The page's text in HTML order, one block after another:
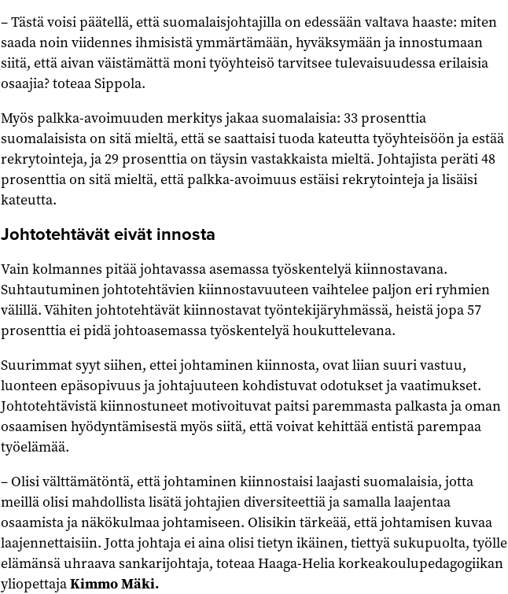
– Tästä voisi päätellä, että suomalaisjohtajilla on edessään valtava haaste: miten
saada noin viidennes ihmisistä ymmärtämään, hyväksymään ja innostumaan
siitä, että aivan väistämättä moni työyhteisö tarvitsee tulevaisuudessa erilaisia
osaajia? toteaa Sippola.
Myös palkka-avoimuuden merkitys jakaa suomalaisia: 33 prosenttia
suomalaisista on sitä mieltä, että se saattaisi tuoda kateutta työyhteisöön ja estää
rekrytointeja, ja 29 prosenttia on täysin vastakkaista mieltä. Johtajista peräti 48
prosenttia on sitä mieltä, että palkka-avoimuus estäisi rekrytointeja ja lisäisi
kateutta.
Johtotehtävät eivät innosta
Vain kolmannes pitää johtavassa asemassa työskentelyä kiinnostavana.
Suhtautuminen johtotehtävien kiinnostavuuteen vaihtelee paljon eri ryhmien
välillä. Vähiten johtotehtävät kiinnostavat työntekijäryhmässä, heistä jopa 57
prosenttia ei pidä johtoasemassa työskentelyä houkuttelevana.
Suurimmat syyt siihen, ettei johtaminen kiinnosta, ovat liian suuri vastuu,
luonteen epäsopivuus ja johtajuuteen kohdistuvat odotukset ja vaatimukset.
Johtotehtävistä kiinnostuneet motivoituvat paitsi paremmasta palkasta ja oman
osaamisen hyödyntämisestä myös siitä, että voivat kehittää entistä parempaa
työelämää.
– Olisi välttämätöntä, että johtaminen kiinnostaisi laajasti suomalaisia, jotta
meillä olisi mahdollista lisätä johtajien diversiteettiä ja samalla laajentaa
osaamista ja näkökulmaa johtamiseen. Olisikin tärkeää, että johtamisen kuvaa
laajennettaisiin. Jotta johtaja ei aina olisi tietyn ikäinen, tiettyä sukupuolta, työlle
elämänsä uhraava sankarijohtaja, toteaa Haaga-Helia korkeakoulupedagogiikan
yliopettajaKimmo Mäki.